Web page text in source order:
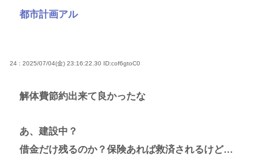
都市計画アル
24 : 2025/07/04(金) 23:16:22.30 ID:cof6gtoC0
解体費節約出来て良かったな
あ、建設中？
借金だけ残るのか？保険あれば救済されるけど…